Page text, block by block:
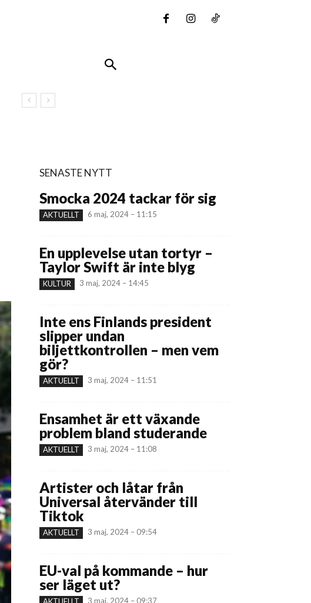
SENASTE NYTT
Smocka 2024 tackar för sig
AKTUELLT 6 maj, 2024 – 11:15
En upplevelse utan tortyr –
Taylor Swift är inte blyg
KULTUR 3 maj, 2024 – 14:45
Inte ens Finlands president
slipper undan
biljettkontrollen – men vem
gör?
AKTUELLT 3 maj, 2024 – 11:51
Ensamhet är ett växande
problem bland studerande
AKTUELLT 3 maj, 2024 – 11:08
Artister och låtar från
Universal återvänder till
Tiktok
AKTUELLT 3 maj, 2024 – 09:54
EU-val på kommande – hur
ser läget ut?
3 maj, 2024 – 09:37